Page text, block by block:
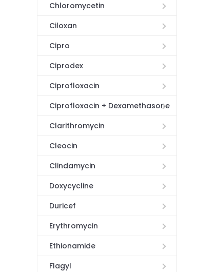
Chloromycetin
Ciloxan
Cipro
Ciprodex
Ciprofloxacin
Ciprofloxacin + Dexamethasone
Clarithromycin
Cleocin
Clindamycin
Doxycycline
Duricef
Erythromycin
Ethionamide
Flagyl